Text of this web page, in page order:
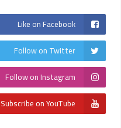
Like on Facebook
Follow on Twitter
Follow on Instagram
Subscribe on YouTube